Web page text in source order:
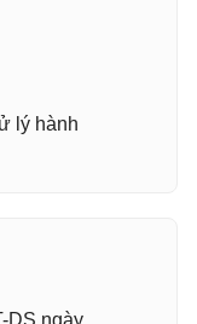
lý hành
DS ngày